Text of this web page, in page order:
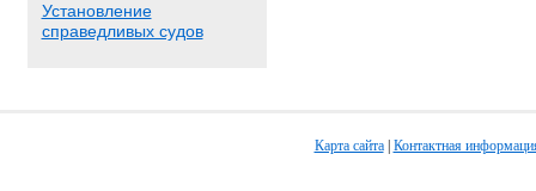
Установление
справедливых судов
Карта сайта| Контактная